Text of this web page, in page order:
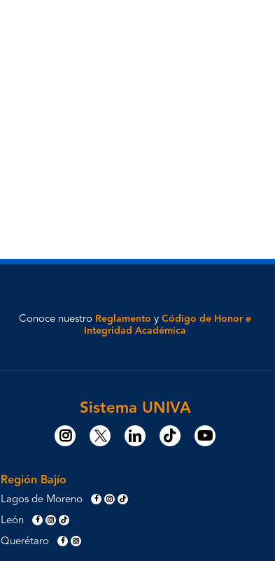
Conoce nuestro Reglamento y Código de Honor e
Integridad Académica
Sistema UNIVA
Región Bajío
Lagos de Moreno
León
Querétaro